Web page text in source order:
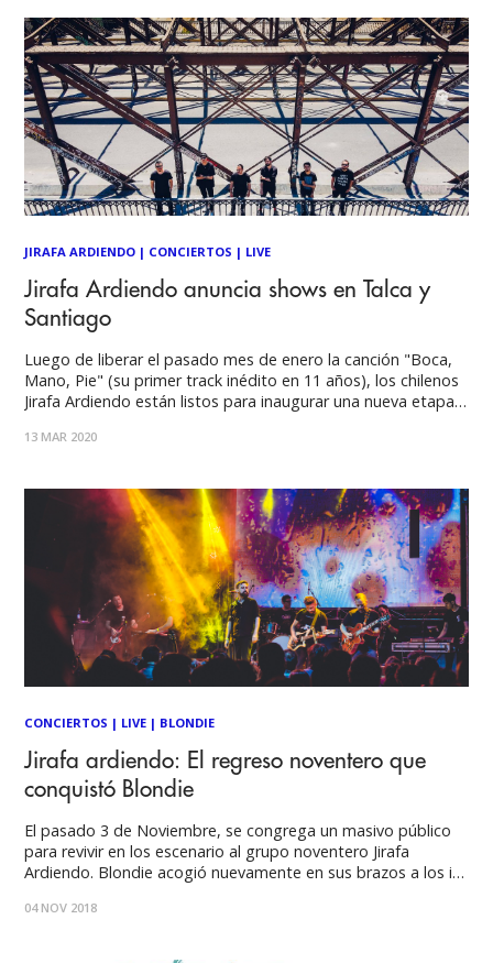
JIRAFA ARDIENDO | CONCIERTOS | LIVE
Jirafa Ardiendo anuncia shows en Talca y
Santiago
Luego de liberar el pasado mes de enero la canción "Boca,
Mano, Pie" (su primer track inédito en 11 años), los chilenos
Jirafa Ardiendo están listos para inaugurar una nueva etapa
100 y la Universidad Católica del Maule. El estreno de “Boca,
13 MAR 2020
CONCIERTOS | LIVE | BLONDIE
Jirafa ardiendo: El regreso noventero que
conquistó Blondie
El pasado 3 de Noviembre, se congrega un masivo público
para revivir en los escenario al grupo noventero Jirafa
Ardiendo. Blondie acogió nuevamente en sus brazos a los i-
ausencia, vuelven a repasar gran parte de su carrera. Desde
04 NOV 2018